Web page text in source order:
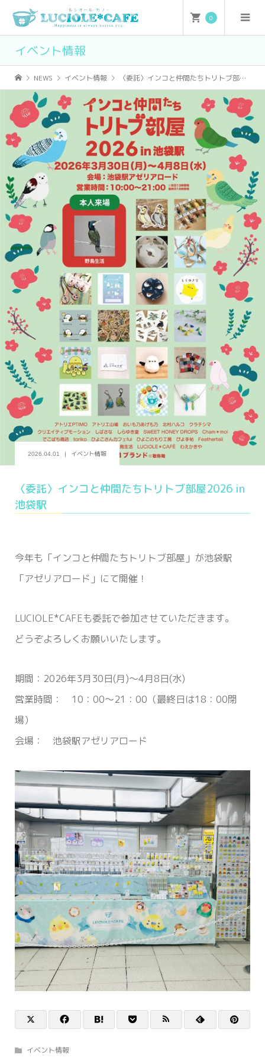
0
イベント情報
NEWS イベント情報 〈委託〉インコと仲間たちトリトブ部屋2026 in 池袋駅
2026.04.01 イベント情報
〈委託〉インコと仲間たちトリトブ部屋2026 in
池袋駅
今年も「インコと仲間たちトリトブ部屋」が池袋駅
「アゼリアロード」にて開催！
LUCIOLE*CAFEも委託で参加させていただきます。
どうぞよろしくお願いいたします。
期間：2026年3月30日(月)〜4月8日(水)
営業時間： 10：00〜21：00（最終日は18：00閉
場）
会場： 池袋駅アゼリアロード
イベント情報